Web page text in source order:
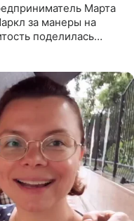
Марта
за манеры на
поделилась